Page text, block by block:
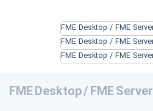
FME Desktop / FME Server